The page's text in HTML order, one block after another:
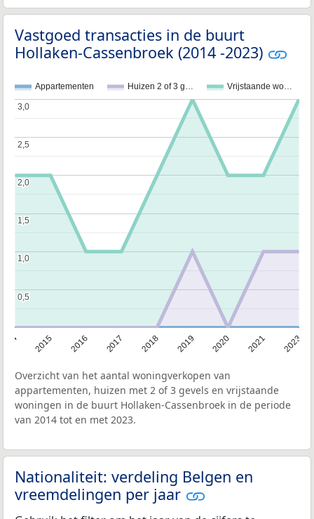
Vastgoed transacties in de buurt
Hollaken-Cassenbroek (2014 -2023)
Appartementen Huizen 2 of 3 g… Vrijstaande wo…
2015 2016 2017 2018 2019 2020 2021 2023
0,5
0,5
1,0
1,0
1,5
1,5
2,0
2,0
2,5
2,5
3,0
3,0
Overzicht van het aantal woningverkopen van
appartementen, huizen met 2 of 3 gevels en vrijstaande
woningen in de buurt Hollaken-Cassenbroek in de periode
van 2014 tot en met 2023.
Nationaliteit: verdeling Belgen en
vreemdelingen per jaar